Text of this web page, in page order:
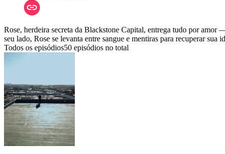
Rose, herdeira secreta da Blackstone Capital, entrega tudo por
seu lado, Rose se levanta entre sangue e mentiras para recuperar
Todos os episódios50 episódios no total